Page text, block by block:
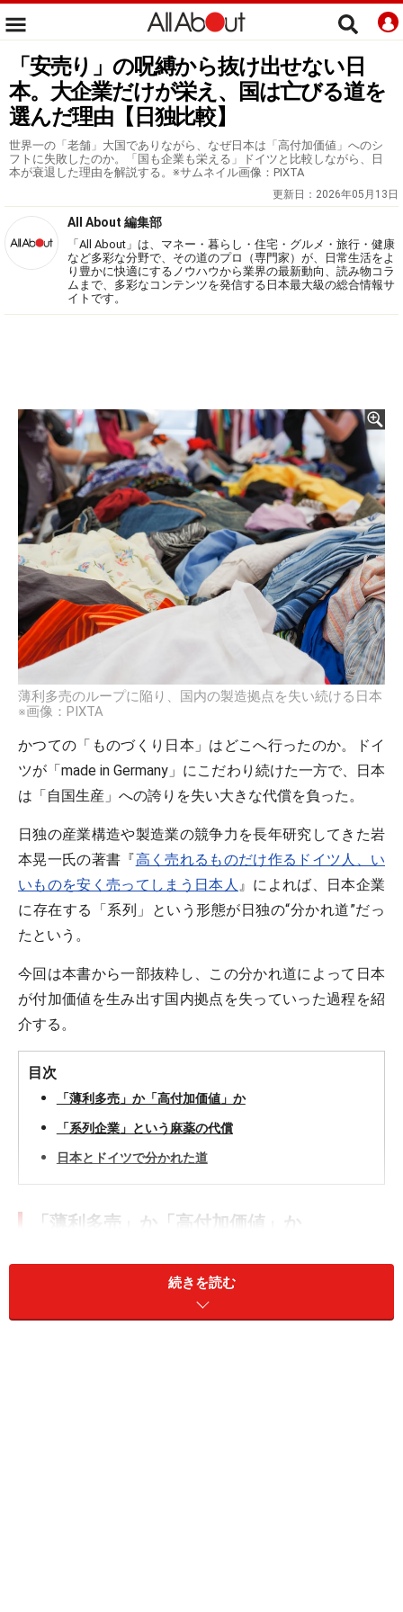
「安売り」の呪縛から抜け出せない日
本。大企業だけが栄え、国は亡びる道を
選んだ理由【日独比較】
世界一の「老舗」大国でありながら、なぜ日本は「高付加価値」へのシ
フトに失敗したのか。「国も企業も栄える」ドイツと比較しながら、日
本が衰退した理由を解説する。※サムネイル画像：PIXTA
更新日： 2026年05月13日
All About 編集部
「All About」は、マネー・暮らし・住宅・グルメ・旅行・健康
など多彩な分野で、その道のプロ（専門家）が、日常生活をよ
り豊かに快適にするノウハウから業界の最新動向、読み物コラ
ムまで、多彩なコンテンツを発信する日本最大級の総合情報サ
イトです。
薄利多売のループに陥り、国内の製造拠点を失い続ける日本
※画像：PIXTA
かつての「ものづくり日本」はどこへ行ったのか。ドイ
ツが「made in Germany」にこだわり続けた一方で、日本
は「自国生産」への誇りを失い大きな代償を負った。
日独の産業構造や製造業の競争力を長年研究してきた岩
本晃一氏の著書『高く売れるものだけ作るドイツ人、い
いものを安く売ってしまう日本人 』によれば、日本企業
に存在する「系列」という形態が日独の“分かれ道”だっ
たという。
今回は本書から一部抜粋し、この分かれ道によって日本
が付加価値を生み出す国内拠点を失っていった過程を紹
介する。
目次
「薄利多売」か「高付加価値」か
「系列企業」という麻薬の代償
日本とドイツで分かれた道
「薄利多売」か「高付加価値」か
よく商売の方法に2通りあると言われている。すなわ
ち、価格競争を行い低価格で量を販売する路線を追求す
るか（薄利多売と呼ばれている）、それとも高価格・高
続きを読む